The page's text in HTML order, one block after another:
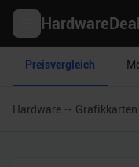
Preisvergleich
Hardware Grafikkarten